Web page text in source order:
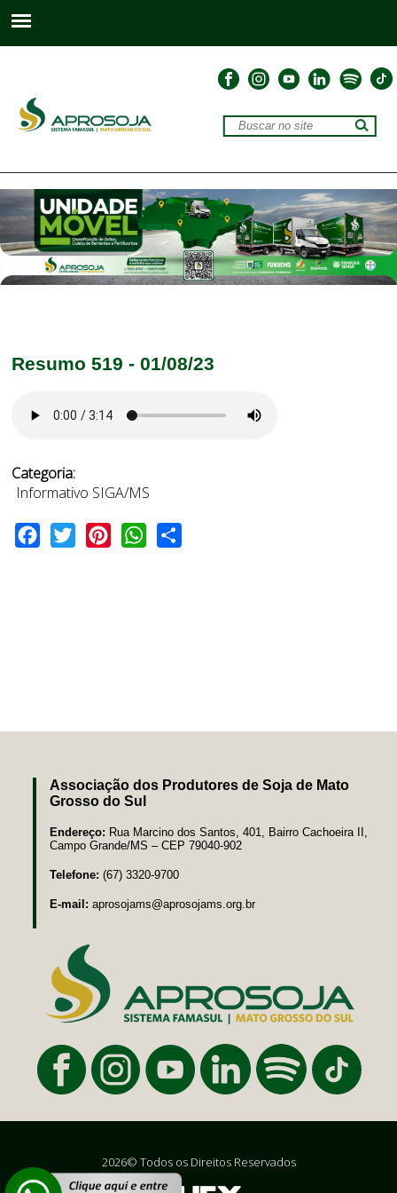
Resumo 519 - 01/08/23
Categoria:
Informativo SIGA/MS
Facebook
Twitter PinterestWhatsApp
Associação dos Produtores de Soja de Mato
Grosso do Sul
Endereço: Rua Marcino dos Santos, 401, Bairro Cachoeira II,
Campo Grande/MS – CEP 79040-902
Telefone: (67) 3320-9700
E-mail: aprosojams@aprosojams.org.br
2026© Todos os Direitos Reservados